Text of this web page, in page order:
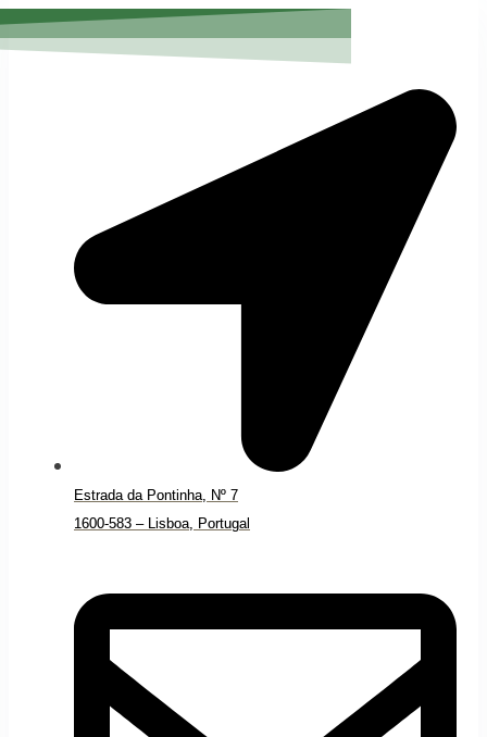
Estrada da Pontinha, Nº 7
1600-583 – Lisboa, Portugal